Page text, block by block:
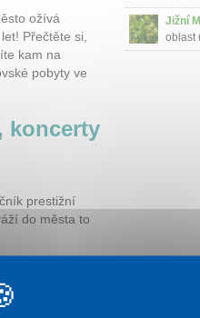
ožívá
Přečtěte si,
kam na
pobyty ve
koncerty
prestižní
do města to
a kulturním
Jižní
oblast